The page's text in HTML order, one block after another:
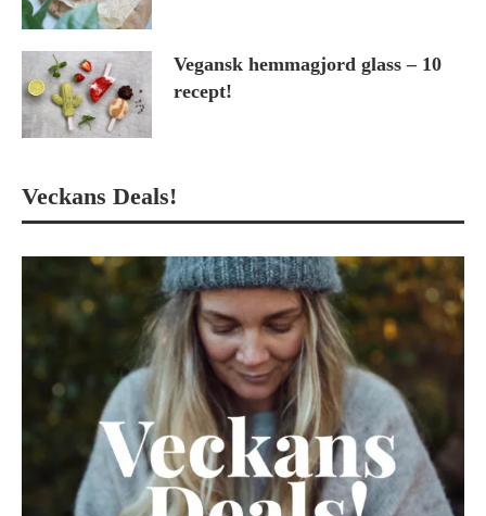
Vegansk hemmagjord glass – 10
recept!
Veckans Deals!